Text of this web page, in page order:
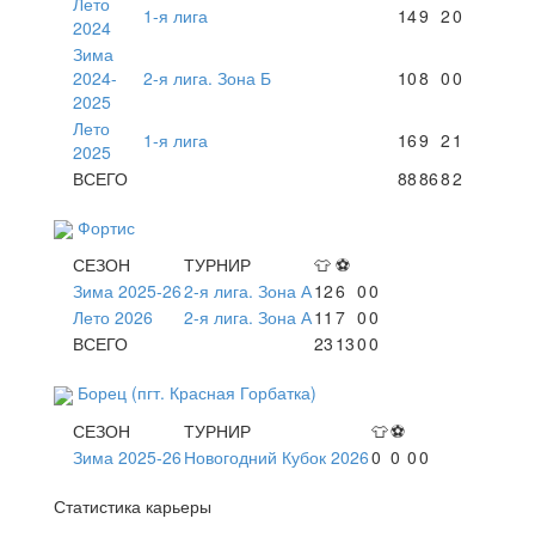
2024
1-я лига 149 20
Зима
2024-
2025
2-я лига. Зона Б 108 00
Лето
2025
1-я лига 169 2 1
ВСЕГО
888682
Фортис
СЕЗОН
ТУРНИР 👕 ⚽
Зима 2025-262-я лига. Зона А126 00
Лето 2026
2-я лига. Зона А11 7 00
ВСЕГО
23 1300
Борец (пгт. Красная Горбатка)
СЕЗОН
ТУРНИР 👕⚽
Зима 2025-26 Новогодний Кубок 20260 0 00
Статистика карьеры